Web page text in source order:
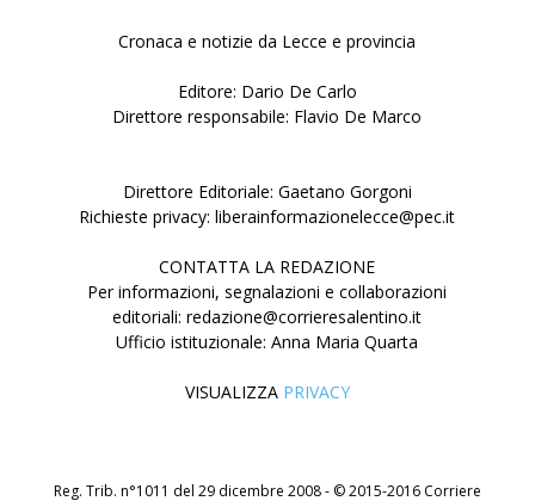
Cronaca e notizie da Lecce e provincia
Editore: Dario De Carlo
Direttore responsabile: Flavio De Marco
Direttore Editoriale: Gaetano Gorgoni
Richieste privacy: liberainformazionelecce@pec.it
CONTATTA LA REDAZIONE
Per informazioni, segnalazioni e collaborazioni
editoriali: redazione@corrieresalentino.it
Ufficio istituzionale: Anna Maria Quarta
VISUALIZZA PRIVACY
Reg. Trib. n°1011 del 29 dicembre 2008 - © 2015-2016 Corriere